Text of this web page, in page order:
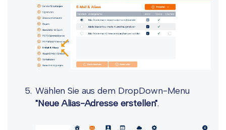
Wählen Sie aus dem DropDown-Menu
"Neue Alias-Adresse erstellen".